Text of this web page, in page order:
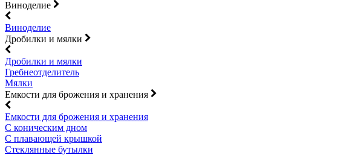
Виноделие
Виноделие
Дробилки и мялки
Дробилки и мялки
Гребнеотделитель
Мялки
Емкости для брожения и хранения
Емкости для брожения и хранения
С коническим дном
С плавающей крышкой
Стеклянные бутылки